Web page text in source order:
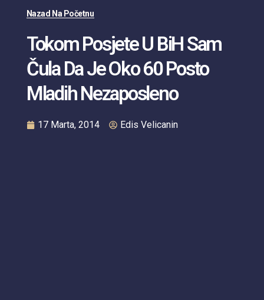
Nazad Na Početnu
Tokom Posjete U BiH Sam
Čula Da Je Oko 60 Posto
Mladih Nezaposleno
17 Marta, 2014 Edis Velicanin